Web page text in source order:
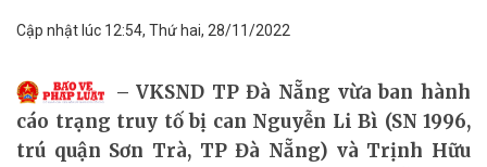
Cập nhật lúc 12:54, Thứ hai, 28/11/2022
VKSND TP Đà Nẵng vừa ban hành
cáo trạng truy tố bị can Nguyễn Li Bì (SN 1996,
trú quận Sơn Trà, TP Đà Nẵng) và Trịnh Hữu